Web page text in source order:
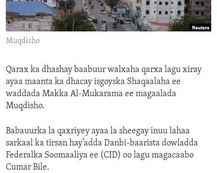
FAAQIDAADDA TODDOBAADKA
DHEXTAALKA TODDOBAADKA
Muqdisho
Qarax ka dhashay baabuur walxaha qarxa lagu xiray
ayaa maanta ka dhacay isgoyska Shaqaalaha ee
waddada Makka Al-Mukarama ee magaalada
Muqdisho.
Babauurka la qaxriyey ayaa la sheegay inuu lahaa
sarkaal ka tirsan hay’adda Danbi-baarista dowladda
Federalka Soomaaliya ee (CID) oo lagu magacaabo
Cumar Bile.